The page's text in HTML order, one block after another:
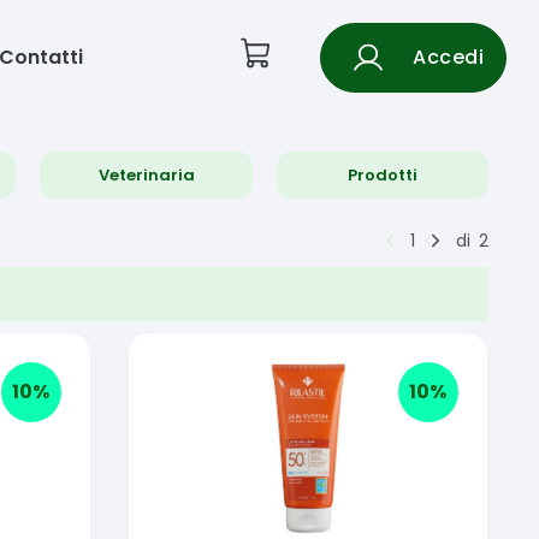
Contatti Accedi
Veterinaria Prodotti
1 di 2
10% 10%